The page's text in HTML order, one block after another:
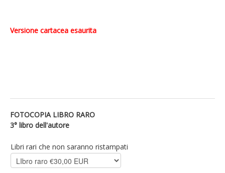
Versione cartacea esaurita
FOTOCOPIA LIBRO RARO
3° libro dell'autore
Libri rari che non saranno ristampati